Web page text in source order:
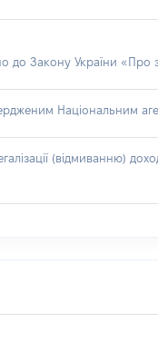
до Закону України «Про
Національним
(відмиванню)